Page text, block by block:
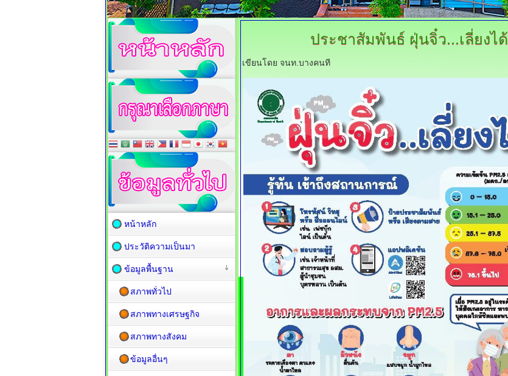
ประชาสัมพันธ์ ฝุ่นจิ๋ว...เลี่ยงได้
เขียนโดย จนท.บางคนที
หน้าหลัก
ประวัติความเป็นมา
ข้อมูลพื้นฐาน
สภาพทั่วไป
สภาพทางเศรษฐกิจ
สภาพทางสังคม
ข้อมูลอื่นๆ